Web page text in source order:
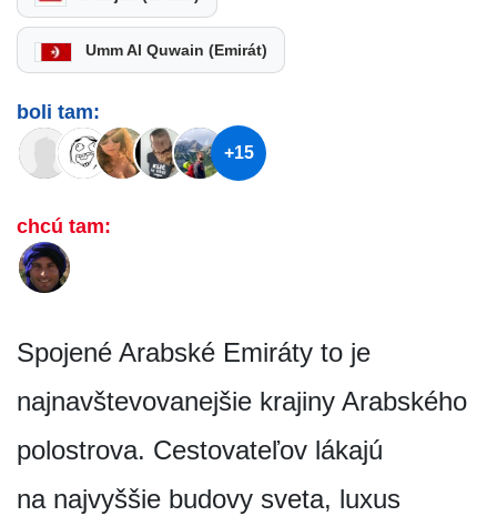
Umm Al Quwain (Emirát)
boli tam:
+15
chcú tam:
Spojené Arabské Emiráty to je
najnavštevovanejšie krajiny Arabského
polostrova. Cestovateľov lákajú
na najvyššie budovy sveta, luxus